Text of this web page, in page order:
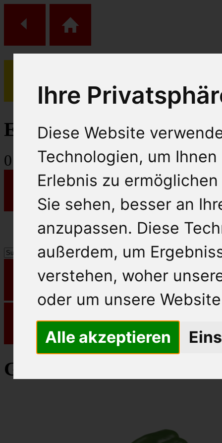
Ihre
Diese Website
Technologien, um
Erlebnis zu
Sie sehen, besser an
anzupassen. Diese
außerdem, um
verstehen, woher
oder um unsere
Alle akzeptieren
(0)
Einkaufs Wagen
0 Artikel
Gemüse